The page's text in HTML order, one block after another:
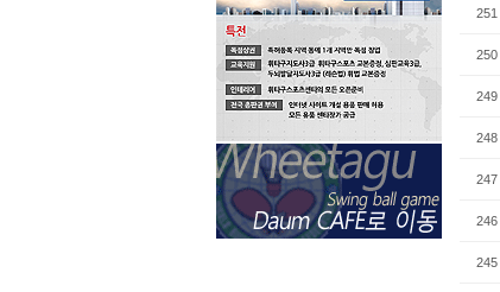
251
250
249
248
247
246
245